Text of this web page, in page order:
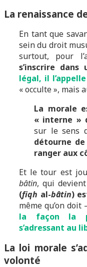
La renaissance
En tant que
sein du droit
surtout, pour
s’inscrire dans
légal, il
« occulte », mais
La morale
« interne »
sur le sens
détourne
ranger aux
Et le tour est
bâtin, qui
(fiqh al-bâtin)
même qu’on doit
la façon la
s’adressant au
La loi morale
volonté